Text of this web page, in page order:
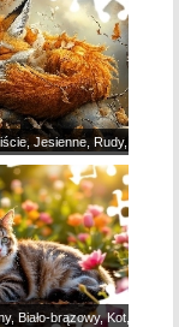
Jesienne, Rudy, Śpiący
Biało-brązowy, Kot, Leżący